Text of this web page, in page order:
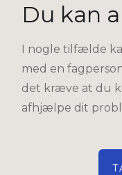
Du kan
I nogle tilfælde
med en
det kræve at du
afhjælpe dit